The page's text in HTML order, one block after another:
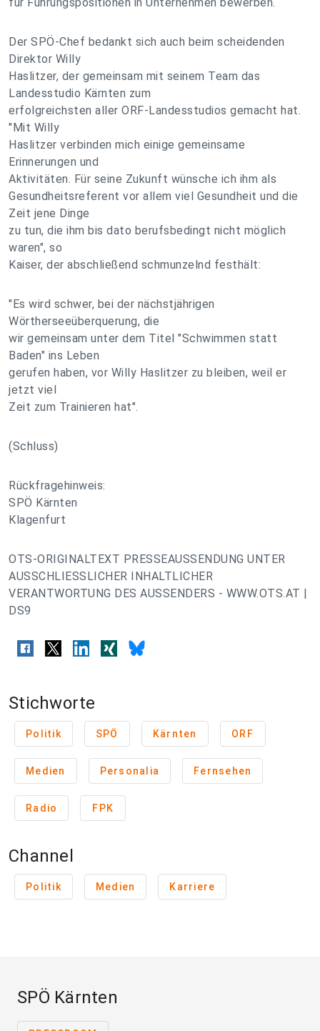
Der SPÖ-Chef bedankt sich auch beim scheidenden
Direktor Willy
Haslitzer, der gemeinsam mit seinem Team das
Landesstudio Kärnten zum
erfolgreichsten aller ORF-Landesstudios gemacht hat.
"Mit Willy
Haslitzer verbinden mich einige gemeinsame
Erinnerungen und
Aktivitäten. Für seine Zukunft wünsche ich ihm als
Gesundheitsreferent vor allem viel Gesundheit und die
Zeit jene Dinge
zu tun, die ihm bis dato berufsbedingt nicht möglich
waren", so
Kaiser, der abschließend schmunzelnd festhält:
"Es wird schwer, bei der nächstjährigen
Wörtherseeüberquerung, die
wir gemeinsam unter dem Titel "Schwimmen statt
Baden" ins Leben
gerufen haben, vor Willy Haslitzer zu bleiben, weil er
jetzt viel
Zeit zum Trainieren hat".
(Schluss)
Rückfragehinweis:
SPÖ Kärnten
Klagenfurt
OTS-ORIGINALTEXT PRESSEAUSSENDUNG UNTER
AUSSCHLIESSLICHER INHALTLICHER
VERANTWORTUNG DES AUSSENDERS - WWW.OTS.AT |
DS9
Stichworte
Politik SPÖ Kärnten ORF
Medien Personalia Fernsehen
Radio FPK
Channel
Politik Medien Karriere
SPÖ Kärnten